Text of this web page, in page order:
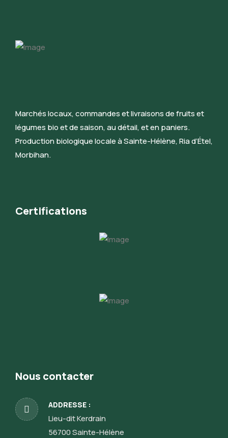
Marchés locaux, commandes et livraisons de fruits et
légumes bio et de saison, au détail, et en paniers.
Production biologique locale à Sainte-Hélène, Ria d’Étel,
Morbihan.
Certifications
Nous contacter
ADDRESSE :
Lieu-dit Kerdrain
56700 Sainte-Hélène